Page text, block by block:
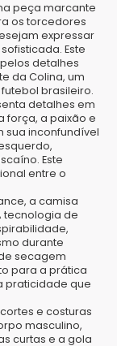
peça marcante
os torcedores
expressar
Este
detalhes
da Colina, um
brasileiro.
detalhes em
força, a paixão e
sua inconfundível
Este
entre o
a camisa
tecnologia de
durante
secagem
para a prática
praticidade que
e costuras
masculino,
curtas e a gola